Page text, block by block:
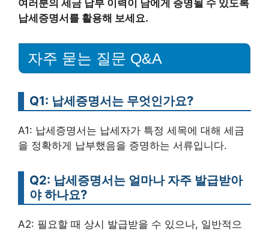
여러분의 세금 납부 이력이 남에게 증명될 수 있도록
납세증명서를 활용해 보세요.
자주 묻는 질문 Q&A
Q1: 납세증명서는 무엇인가요?
A1: 납세증명서는 납세자가 특정 세목에 대해 세금
을 정확하게 납부했음을 증명하는 서류입니다.
Q2: 납세증명서는 얼마나 자주 발급받아
야 하나요?
A2: 필요할 때 상시 발급받을 수 있으나, 일반적으